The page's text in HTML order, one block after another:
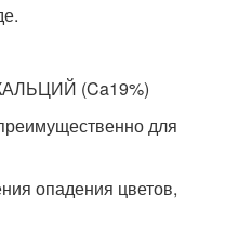
(Ca19%)
для
опадения цветов,